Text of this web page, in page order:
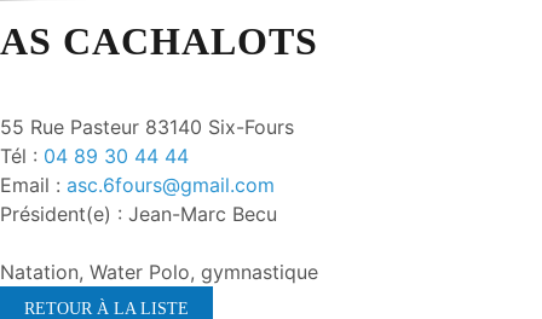
AS CACHALOTS
55 Rue Pasteur 83140 Six-Fours
Tél : 04 89 30 44 44
Email : asc.6fours@gmail.com
Président(e) : Jean-Marc Becu
Natation, Water Polo, gymnastique
RETOUR À LA LISTE